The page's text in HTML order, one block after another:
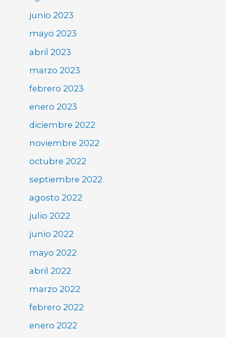
junio 2023
mayo 2023
abril 2023
marzo 2023
febrero 2023
enero 2023
diciembre 2022
noviembre 2022
octubre 2022
septiembre 2022
agosto 2022
julio 2022
junio 2022
mayo 2022
abril 2022
marzo 2022
febrero 2022
enero 2022